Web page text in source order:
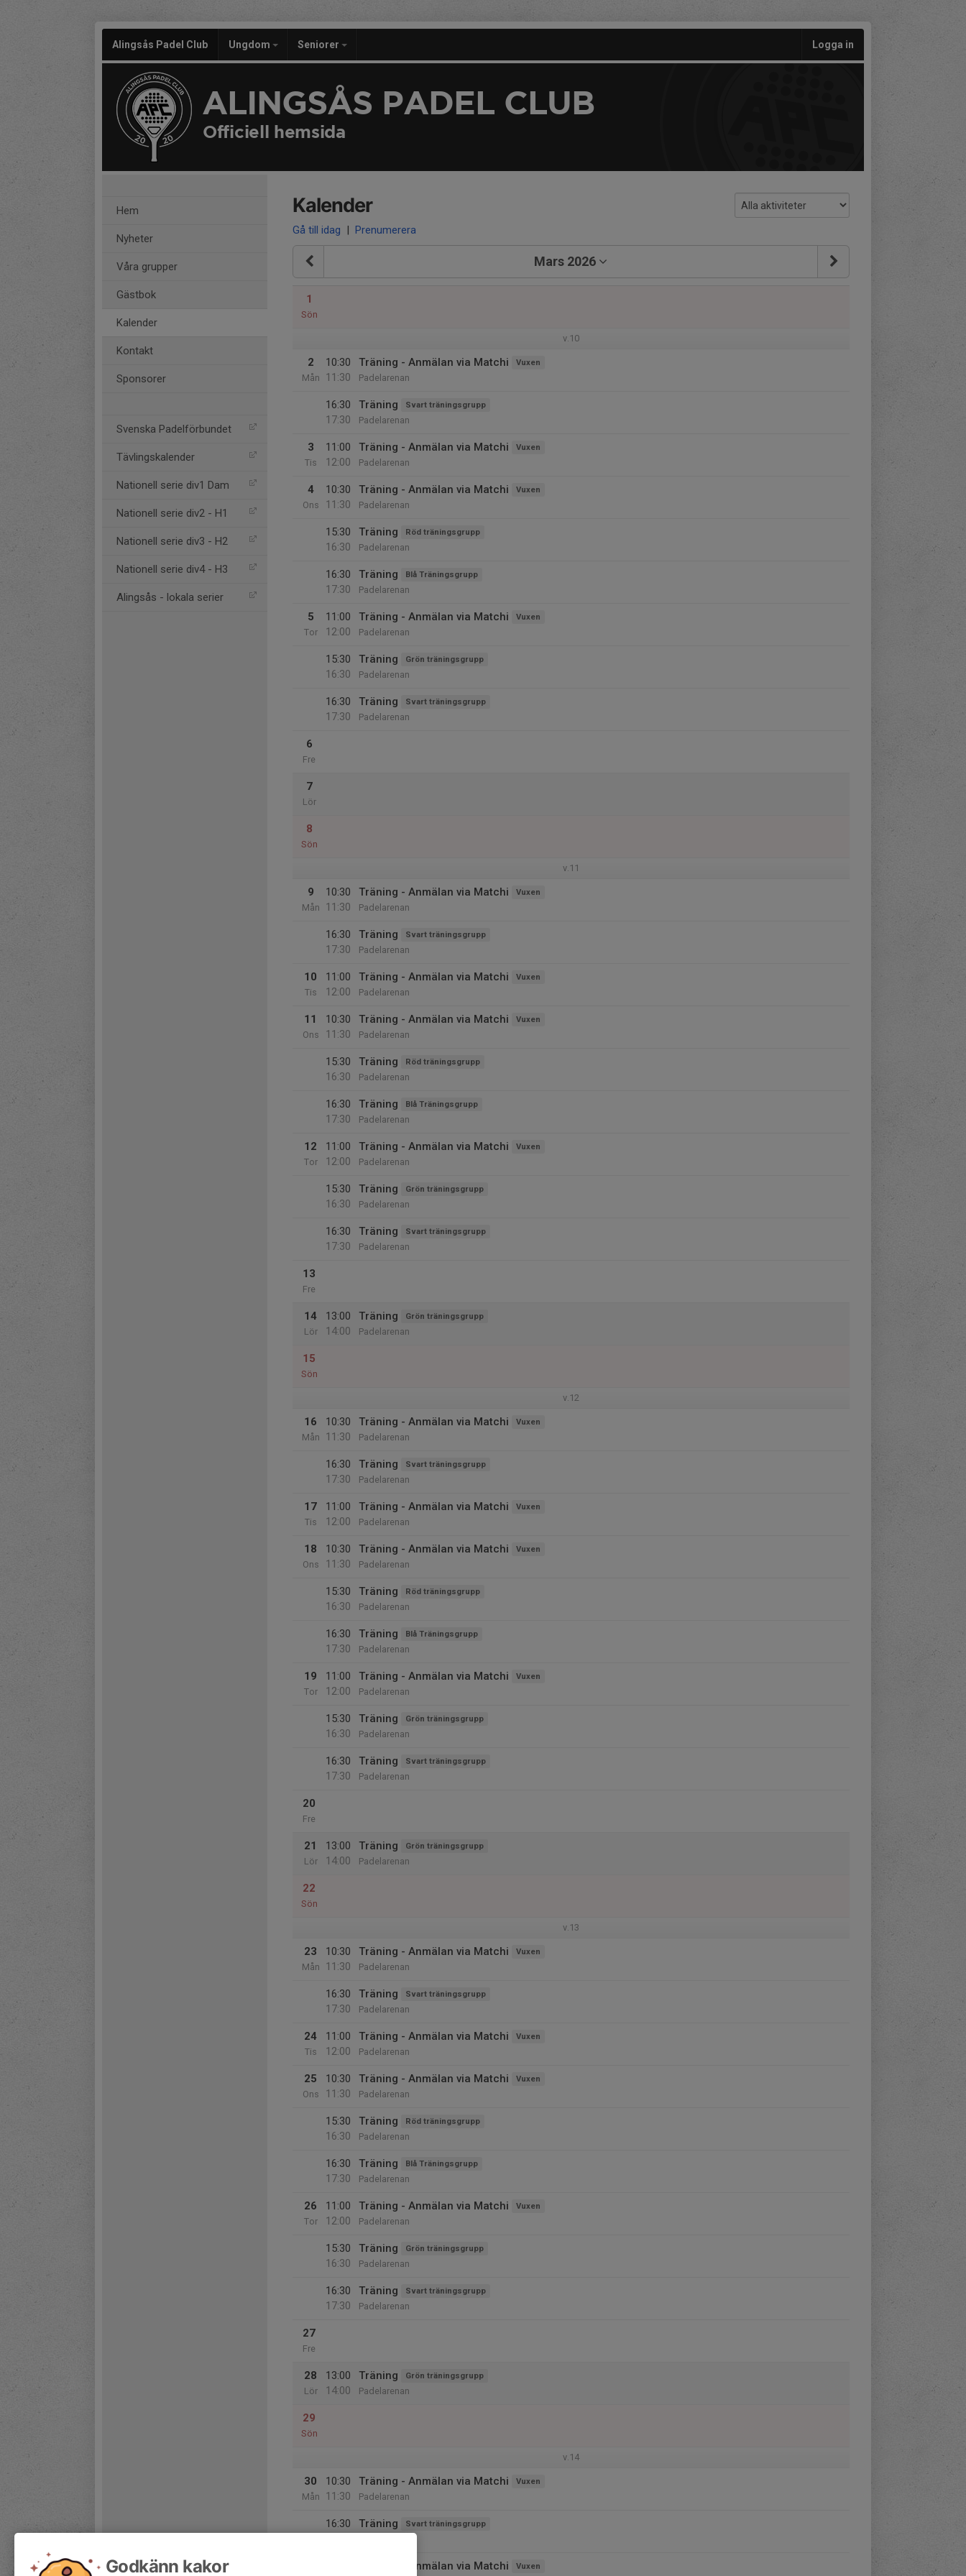
Alingsås Padel Club Ungdom Seniorer Logga in
ALINGSÅS PADEL CLUB
Officiell hemsida
Hem
Nyheter
Våra grupper
Gästbok
Kalender
Kontakt
Sponsorer
Svenska Padelförbundet
Tävlingskalender
Nationell serie div1 Dam
Nationell serie div2 - H1
Nationell serie div3 - H2
Nationell serie div4 - H3
Alingsås - lokala serier
Kalender
Gå till idag | Prenumerera
Mars 2026
1
Sön
v.10
2
Mån
10:30
11:30
Träning - Anmälan via Matchi Vuxen
Padelarenan
16:30
17:30
Träning Svart träningsgrupp
Padelarenan
3
Tis
11:00
12:00
Träning - Anmälan via Matchi Vuxen
Padelarenan
4
Ons
10:30
11:30
Träning - Anmälan via Matchi Vuxen
Padelarenan
15:30
16:30
Träning Röd träningsgrupp
Padelarenan
16:30
17:30
Träning Blå Träningsgrupp
Padelarenan
5
Tor
11:00
12:00
Träning - Anmälan via Matchi Vuxen
Padelarenan
15:30
16:30
Träning Grön träningsgrupp
Padelarenan
16:30
17:30
Träning Svart träningsgrupp
Padelarenan
6
Fre
7
Lör
8
Sön
v.11
9
Mån
10:30
11:30
Träning - Anmälan via Matchi Vuxen
Padelarenan
16:30
17:30
Träning Svart träningsgrupp
Padelarenan
10
Tis
11:00
12:00
Träning - Anmälan via Matchi Vuxen
Padelarenan
11
Ons
10:30
11:30
Träning - Anmälan via Matchi Vuxen
Padelarenan
15:30
16:30
Träning Röd träningsgrupp
Padelarenan
16:30
17:30
Träning Blå Träningsgrupp
Padelarenan
12
Tor
11:00
12:00
Träning - Anmälan via Matchi Vuxen
Padelarenan
15:30
16:30
Träning Grön träningsgrupp
Padelarenan
16:30
17:30
Träning Svart träningsgrupp
Padelarenan
13
Fre
14
Lör
13:00
14:00
Träning Grön träningsgrupp
Padelarenan
15
Sön
v.12
16
Mån
10:30
11:30
Träning - Anmälan via Matchi Vuxen
Padelarenan
16:30
17:30
Träning Svart träningsgrupp
Padelarenan
17
Tis
11:00
12:00
Träning - Anmälan via Matchi Vuxen
Padelarenan
18
Ons
10:30
11:30
Träning - Anmälan via Matchi Vuxen
Padelarenan
15:30
16:30
Träning Röd träningsgrupp
Padelarenan
16:30
17:30
Träning Blå Träningsgrupp
Padelarenan
19
Tor
11:00
12:00
Träning - Anmälan via Matchi Vuxen
Padelarenan
15:30
16:30
Träning Grön träningsgrupp
Padelarenan
16:30
17:30
Träning Svart träningsgrupp
Padelarenan
20
Fre
21
Lör
13:00
14:00
Träning Grön träningsgrupp
Padelarenan
22
Sön
v.13
23
Mån
10:30
11:30
Träning - Anmälan via Matchi Vuxen
Padelarenan
16:30
17:30
Träning Svart träningsgrupp
Padelarenan
24
Tis
11:00
12:00
Träning - Anmälan via Matchi Vuxen
Padelarenan
25
Ons
10:30
11:30
Träning - Anmälan via Matchi Vuxen
Padelarenan
15:30
16:30
Träning Röd träningsgrupp
Padelarenan
16:30
17:30
Träning Blå Träningsgrupp
Padelarenan
26
Tor
11:00
12:00
Träning - Anmälan via Matchi Vuxen
Padelarenan
15:30
16:30
Träning Grön träningsgrupp
Padelarenan
16:30
17:30
Träning Svart träningsgrupp
Padelarenan
27
Fre
28
Lör
13:00
14:00
Träning Grön träningsgrupp
Padelarenan
29
Sön
v.14
30
Mån
10:30
11:30
Träning - Anmälan via Matchi Vuxen
Padelarenan
16:30
Träning Svart träningsgrupp
Träning - Anmälan via Matchi Vuxen
Godkänn kakor